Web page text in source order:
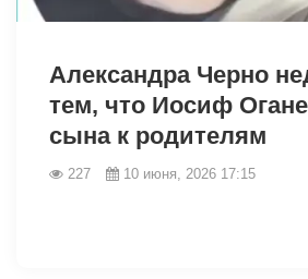
Александра Черно
тем, что Иосиф
сына к родителям
227 10 июня, 2026 17:15